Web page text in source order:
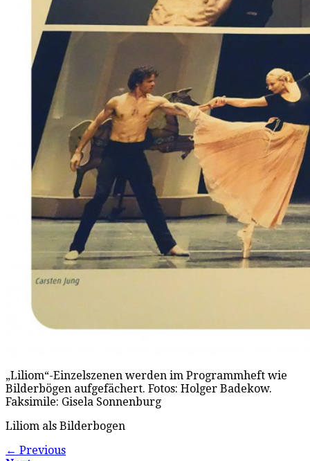
„Liliom“-Einzelszenen werden im Programmheft wie
Bilderbögen aufgefächert. Fotos: Holger Badekow.
Faksimile: Gisela Sonnenburg
Liliom als Bilderbogen
← Previous